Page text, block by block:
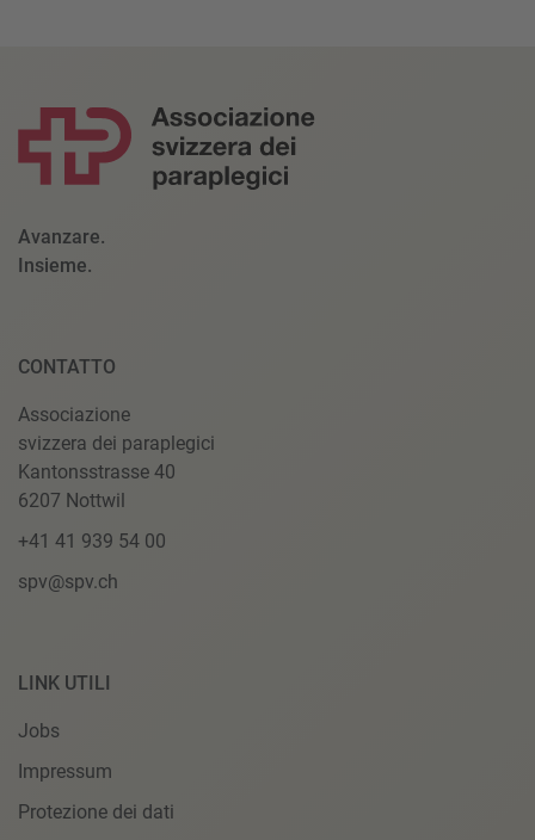
Avanzare.
Insieme.
CONTATTO
Associazione
svizzera dei paraplegici
Kantonsstrasse 40
6207 Nottwil
+41 41 939 54 00
spv@spv.ch
LINK UTILI
Jobs
Impressum
Protezione dei dati